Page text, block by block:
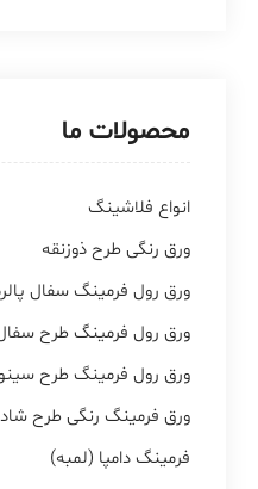
محصولات ما
انواع فلاشینگ
ورق رنگی طرح ذوزنقه
ورق رول فرمینگ سفال
ورق رول فرمینگ طرح سفال
ورق رول فرمینگ طرح
ورق فرمینگ رنگی طرح
فرمینگ دامپا (لمبه)